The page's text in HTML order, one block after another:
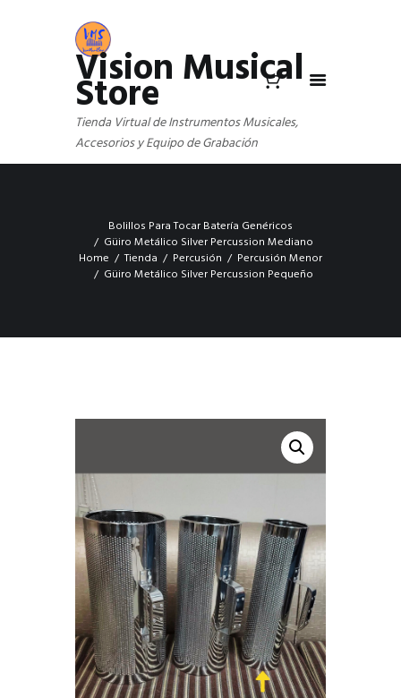
Vision Musical
Store
Tienda Virtual de Instrumentos Musicales,
Accesorios y Equipo de Grabación
Bolillos Para Tocar Batería Genéricos
Güiro Metálico Silver Percussion Mediano
Home
Tienda Percusión
Percusión Menor
Güiro Metálico Silver Percussion Pequeño